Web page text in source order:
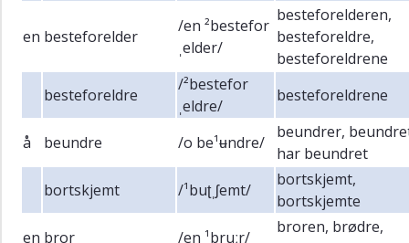
en besteforelder
/en ²bestefor
ˌelder/
besteforelderen,
besteforeldre,
besteforeldrene
besteforeldre
/²bestefor
ˌeldre/
besteforeldrene
å beundre /o be¹ʉndre/
beundrer,
har beundret
bortskjemt
/¹buʈˌʃemt/
bortskjemt,
bortskjemte
en bror /en ¹bruːr/
broren, brødre,